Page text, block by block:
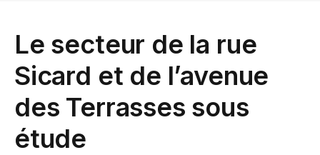
Le secteur de la rue
Sicard et de l’avenue
des Terrasses sous
étude